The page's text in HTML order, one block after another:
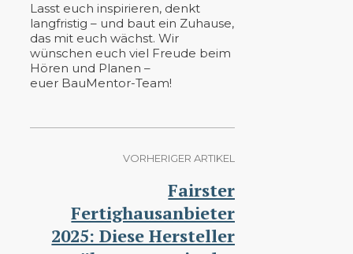
Lasst euch inspirieren, denkt
langfristig – und baut ein Zuhause,
das mit euch wächst. Wir
wünschen euch viel Freude beim
Hören und Planen –
euer BauMentor-Team!
VORHERIGER ARTIKEL
Fairster
Fertighausanbieter
2025: Diese Hersteller